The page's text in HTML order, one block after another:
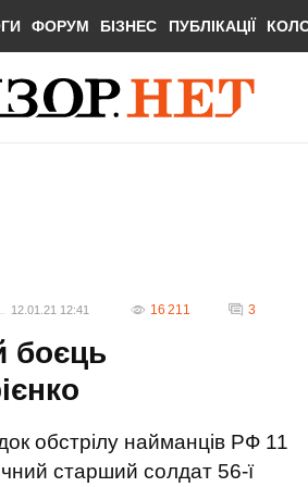
ФОРУМ БІЗНЕС ПУБЛІКАЦІЇ
12.01.21 12:41 16 211 3
боєць
обстрілу найманців РФ 11
старший солдат 56-ї